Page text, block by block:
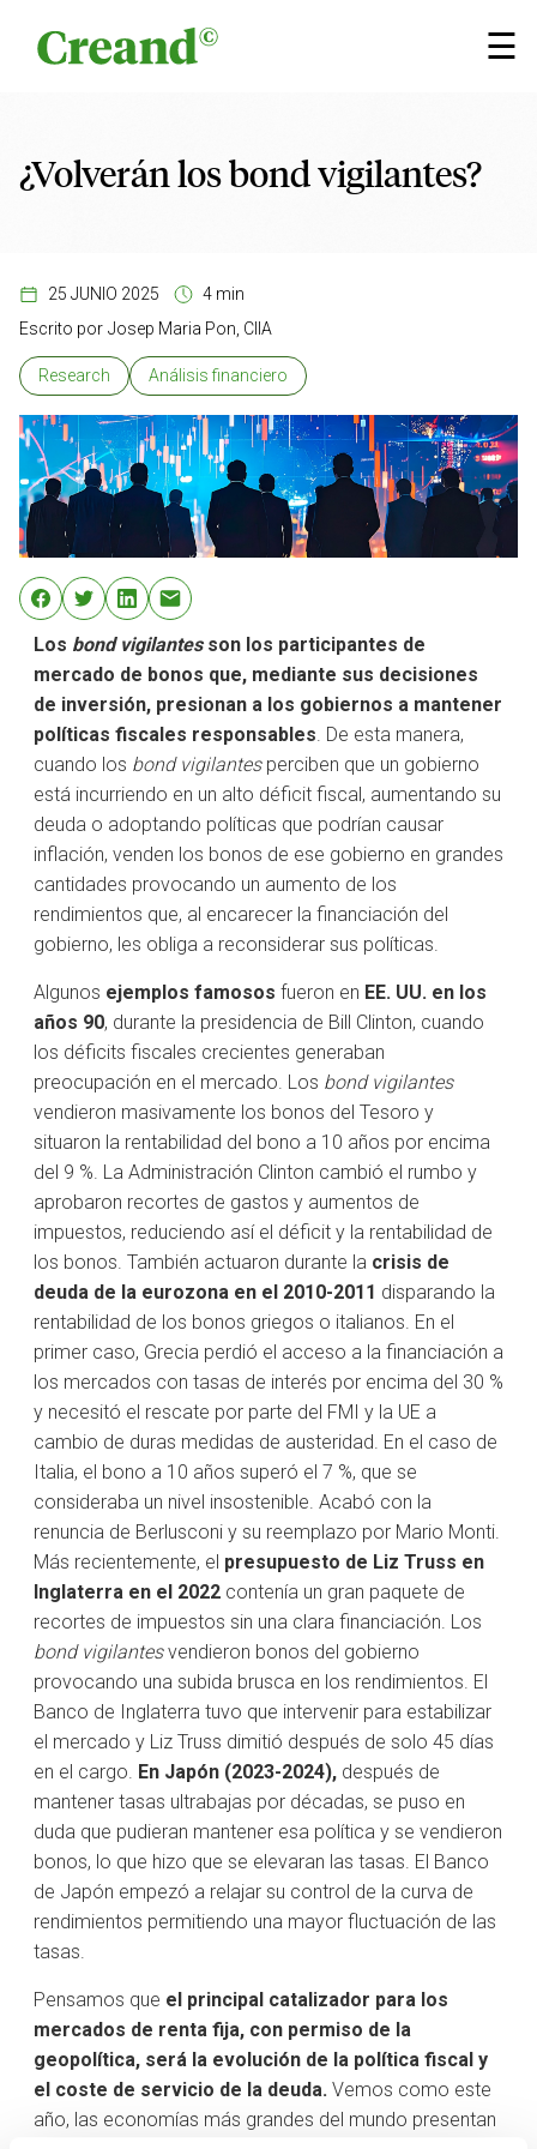
☰
×
¿Volverán los bond vigilantes?
25 JUNIO 2025
4 min
Escrito por Josep Maria Pon, CIIA
Research Análisis financiero
Los bond vigilantesson los participantes de
mercado de bonos que, mediante sus decisiones
de inversión, presionan a los gobiernos a mantener
políticas fiscales responsables. De esta manera,
cuando los bond vigilantesperciben que un gobierno
está incurriendo en un alto déficit fiscal, aumentando su
deuda o adoptando políticas que podrían causar
inflación, venden los bonos de ese gobierno en grandes
cantidades provocando un aumento de los
rendimientos que, al encarecer la financiación del
gobierno, les obliga a reconsiderar sus políticas.
Algunos ejemplos famosos fueron en EE. UU. en los
años 90, durante la presidencia de Bill Clinton, cuando
los déficits fiscales crecientes generaban
preocupación en el mercado. Los bond vigilantes
vendieron masivamente los bonos del Tesoro y
situaron la rentabilidad del bono a 10 años por encima
del 9 %. La Administración Clinton cambió el rumbo y
aprobaron recortes de gastos y aumentos de
impuestos, reduciendo así el déficit y la rentabilidad de
los bonos. También actuaron durante la crisis de
deuda de la eurozona en el 2010-2011 disparando la
rentabilidad de los bonos griegos o italianos. En el
primer caso, Grecia perdió el acceso a la financiación a
los mercados con tasas de interés por encima del 30 %
y necesitó el rescate por parte del FMI y la UE a
cambio de duras medidas de austeridad. En el caso de
Italia, el bono a 10 años superó el 7 %, que se
consideraba un nivel insostenible. Acabó con la
renuncia de Berlusconi y su reemplazo por Mario Monti.
Más recientemente, el presupuesto de Liz Truss en
Inglaterra en el 2022 contenía un gran paquete de
recortes de impuestos sin una clara financiación. Los
bond vigilantesvendieron bonos del gobierno
provocando una subida brusca en los rendimientos. El
Banco de Inglaterra tuvo que intervenir para estabilizar
el mercado y Liz Truss dimitió después de solo 45 días
en el cargo. En Japón (2023-2024), después de
mantener tasas ultrabajas por décadas, se puso en
duda que pudieran mantener esa política y se vendieron
bonos, lo que hizo que se elevaran las tasas. El Banco
de Japón empezó a relajar su control de la curva de
rendimientos permitiendo una mayor fluctuación de las
tasas.
Pensamos que el principal catalizador para los
mercados de renta fija, con permiso de la
geopolítica, será la evolución de la política fiscal y
el coste de servicio de la deuda. Vemos como este
año, las economías más grandes del mundo presentan